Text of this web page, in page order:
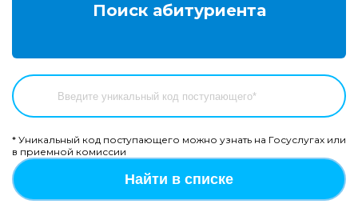
Поиск абитуриента
* Уникальный код поступающего можно узнать на Госуслугах или
в приемной комиссии
Найти в списке